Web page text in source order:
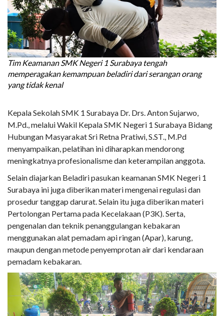
Tim Keamanan SMK Negeri 1 Surabaya tengah
memperagakan kemampuan beladiri dari serangan orang
yang tidak kenal
Kepala Sekolah SMK 1 Surabaya Dr. Drs. Anton Sujarwo,
M.Pd., melalui Wakil Kepala SMK Negeri 1 Surabaya Bidang
Hubungan Masyarakat Sri Retna Pratiwi, S.ST., M.Pd
menyampaikan, pelatihan ini diharapkan mendorong
meningkatnya profesionalisme dan keterampilan anggota.
Selain diajarkan Beladiri pasukan keamanan SMK Negeri 1
Surabaya ini juga diberikan materi mengenai regulasi dan
prosedur tanggap darurat. Selain itu juga diberikan materi
Pertolongan Pertama pada Kecelakaan (P3K). Serta,
pengenalan dan teknik penanggulangan kebakaran
menggunakan alat pemadam api ringan (Apar), karung,
maupun dengan metode penyemprotan air dari kendaraan
pemadam kebakaran.